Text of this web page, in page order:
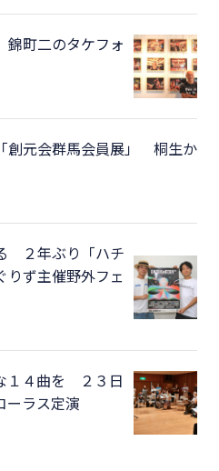
町二のタケフォ
創元会群馬会員展」 桐生か
２年ぶり「ハチ
ず主催野外フェ
１４曲を ２３日
ーラス定演